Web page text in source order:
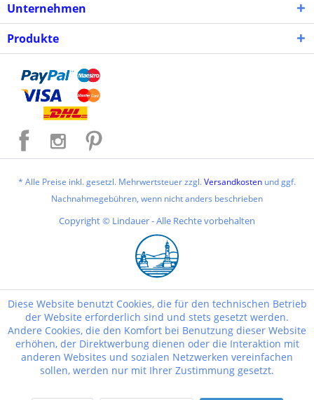
Unternehmen
Produkte
* Alle Preise inkl. gesetzl. Mehrwertsteuer zzgl.Versandkosten und ggf.
Nachnahmegebühren, wenn nicht anders beschrieben
Copyright © Lindauer - Alle Rechte vorbehalten
Diese Website benutzt Cookies, die für den technischen Betrieb
der Website erforderlich sind und stets gesetzt werden.
Andere Cookies, die den Komfort bei Benutzung dieser Website
erhöhen, der Direktwerbung dienen oder die Interaktion mit
anderen Websites und sozialen Netzwerken vereinfachen
sollen, werden nur mit Ihrer Zustimmung gesetzt.